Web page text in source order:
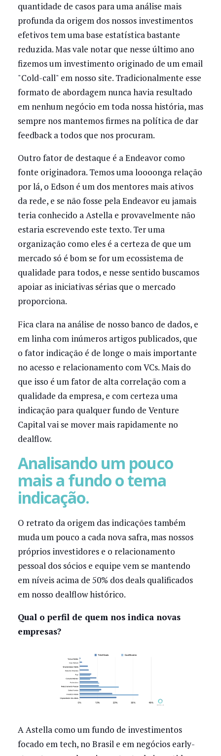
quantidade de casos para uma análise mais
profunda da origem dos nossos investimentos
efetivos tem uma base estatística bastante
reduzida. Mas vale notar que nesse último ano
fizemos um investimento originado de um email
"Cold-call" em nosso site. Tradicionalmente esse
formato de abordagem nunca havia resultado
em nenhum negócio em toda nossa história, mas
sempre nos mantemos firmes na política de dar
feedback a todos que nos procuram.
Outro fator de destaque é a Endeavor como
fonte originadora. Temos uma loooonga relação
por lá, o Edson é um dos mentores mais ativos
da rede, e se não fosse pela Endeavor eu jamais
teria conhecido a Astella e provavelmente não
estaria escrevendo este texto. Ter uma
organização como eles é a certeza de que um
mercado só é bom se for um ecossistema de
qualidade para todos, e nesse sentido buscamos
apoiar as iniciativas sérias que o mercado
proporciona.
Fica clara na análise de nosso banco de dados, e
em linha com inúmeros artigos publicados, que
o fator indicação é de longe o mais importante
no acesso e relacionamento com VCs. Mais do
que isso é um fator de alta correlação com a
qualidade da empresa, e com certeza uma
indicação para qualquer fundo de Venture
Capital vai se mover mais rapidamente no
dealflow.
Analisando um pouco
mais a fundo o tema
indicação.
O retrato da origem das indicações também
muda um pouco a cada nova safra, mas nossos
próprios investidores e o relacionamento
pessoal dos sócios e equipe vem se mantendo
em níveis acima de 50% dos deals qualificados
em nosso dealflow histórico.
Qual o perfil de quem nos indica novas
empresas?
A Astella como um fundo de investimentos
focado em tech, no Brasil e em negócios early-